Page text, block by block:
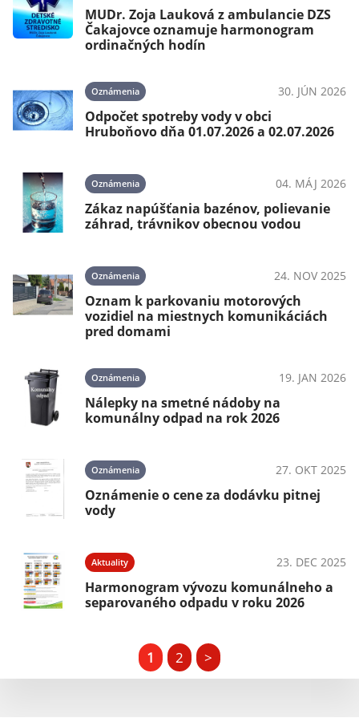
MUDr. Zoja Lauková z ambulancie DZS
Čakajovce oznamuje harmonogram
ordinačných hodín
Oznámenia 30. JÚN 2026
Odpočet spotreby vody v obci
Hruboňovo dňa 01.07.2026 a 02.07.2026
Oznámenia 04. MÁJ 2026
Zákaz napúšťania bazénov, polievanie
záhrad, trávnikov obecnou vodou
Oznámenia 24. NOV 2025
Oznam k parkovaniu motorových
vozidiel na miestnych komunikáciách
pred domami
Oznámenia 19. JAN 2026
Nálepky na smetné nádoby na
komunálny odpad na rok 2026
Oznámenia 27. OKT 2025
Oznámenie o cene za dodávku pitnej
vody
Aktuality 23. DEC 2025
Harmonogram vývozu komunálneho a
separovaného odpadu v roku 2026
1 2 >